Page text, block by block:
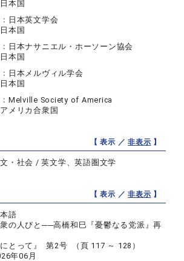
日本国
日本英文学会
日本国
日本ナサニエル・ホーソーン協会
日本国
日本メルヴィル学会
日本国
Melville Society of America
アメリカ合衆国
【 表示 ／非表示 】
・社会 / 英文学、英語圏文学
【 表示 ／非表示 】
語
の人びと──高橋和巳『憂鬱なる党派』再
にとって』 第2号 （頁 117 ～ 128）
年06月